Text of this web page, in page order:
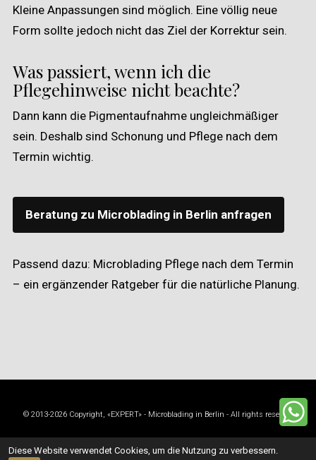
Kleine Anpassungen sind möglich. Eine völlig neue
Form sollte jedoch nicht das Ziel der Korrektur sein.
Was passiert, wenn ich die
Pflegehinweise nicht beachte?
Dann kann die Pigmentaufnahme ungleichmäßiger
sein. Deshalb sind Schonung und Pflege nach dem
Termin wichtig.
Beratung zu Microblading in Berlin anfragen
Passend dazu: Microblading Pflege nach dem Termin
– ein ergänzender Ratgeber für die natürliche Planung.
© 2013-2026 Copyright, «EXPERT» - Microblading in Berlin - All rights reserved
Preisliste Kontakt Impressum
Diese Website verwendet Cookies, um die Nutzung zu verbessern.